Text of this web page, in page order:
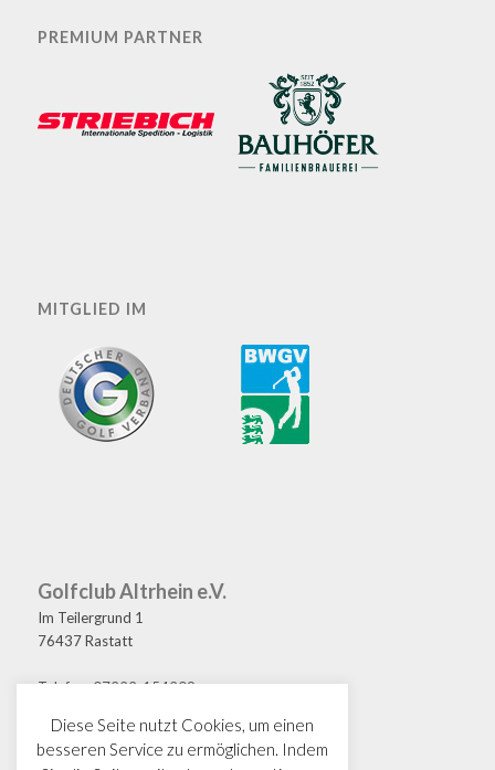
PREMIUM PARTNER
MITGLIED IM
Golfclub Altrhein e.V.
Im Teilergrund 1
76437 Rastatt
Telefon: 07222-154209
E-Mail: golf@gcaltrhein.de
Diese Seite nutzt Cookies, um einen
besseren Service zu ermöglichen. Indem